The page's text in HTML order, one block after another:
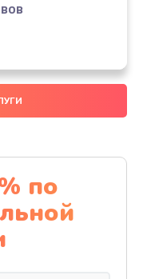
по